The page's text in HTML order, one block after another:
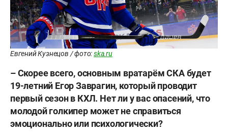
Евгений Кузнецов / фото:ska.ru
–Скорее всего,основным вратарём СКА будет
19-летний ЕгорЗаврагин, который проводит
первыйсезон в КХЛ. Нетлиу вас опасений,что
молодой голкипер может несправиться
эмоционально или психологически?